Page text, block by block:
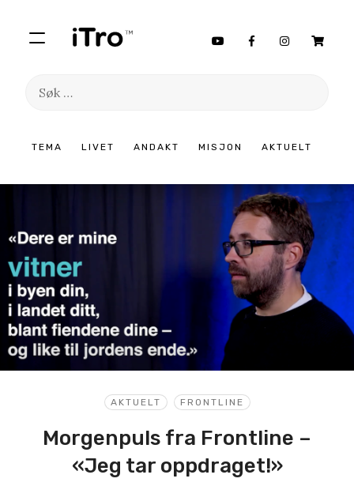
TEMA LIVET ANDAKT MISJON AKTUELT
Søk
innhold
AKTUELT FRONTLINE
Morgenpuls fra Frontline –
«Jeg tar oppdraget!»